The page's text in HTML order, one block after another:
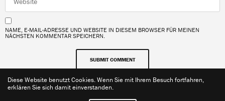
NAME, E-MAIL-ADRESSE UND WEBSITE IN DIESEM BROWSER FÜR MEINEN
NÄCHSTEN KOMMENTAR SPEICHERN.
Diese Website benutzt Cookies. Wenn Sie mit Ihrem Besuch fortfahren,
erklären Sie sich damit einverstanden.